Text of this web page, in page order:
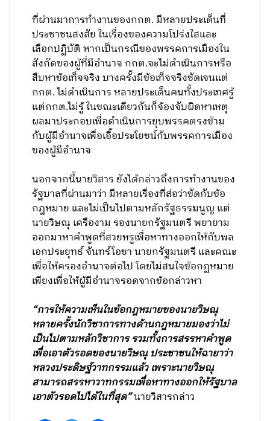
ที่ผ่านมาการทำงานของกกต. มีหลายประเด็นที่
ประชาชนสงสัย ในเรื่องของความโปร่งใสและ
เลือกปฏิบัติ หากเป็นกรณีของพรรคการเมืองใน
สังกัดของผู้ที่มีอำนาจ กกต.จะไม่ดำเนินการหรือ
สืบหาข้อเท็จจริง บางครั้งมีข้อเท็จจริงชัดเจนแต่
กกต. ไม่ดำเนินการ หลายประเด็นคนทั้งประเทศรู้
แต่กกต.ไม่รู้ ในขณะเดียวกันก็จ้องจับผิดหาเหตุ
ผลมาประกอบเพื่อดำเนินการยุบพรรคตรงข้าม
กับผู้มีอำนาจเพื่อเอื้อประโยชน์กับพรรคการเมือง
ของผู้มีอำนาจ
นอกจากนี้นายวิสาร ยังได้กล่าวถึงการทำงานของ
รัฐบาลที่ผ่านมาว่า มีหลายเรื่องที่ส่อว่าขัดกับข้อ
กฎหมาย และไม่เป็นไปตามหลักรัฐธรรมนูญ แต่
นายวิษณุ เครืองาม รองนายกรัฐมนตรี พยายาม
ออกมาหาคำพูดที่สวยหรูเพื่อหาทางออกให้กับพล
เอกประยุทธ์ จันทร์โอชา นายกรัฐมนตรี และคณะ
เพื่อให้ครองอำนาจต่อไป โดยไม่สนใจข้อกฏหมาย
เพียงเพื่อให้ผู้มีอำนาจรอดจากข้อกล่าวหา
“การให้ความเห็นในข้อกฎหมายของนายวิษณุ
หลายครั้งนักวิชาการทางด้านกฎหมายมองว่าไม่
เป็นไปตามหลักวิชาการ รวมทั้งการสรรหาคำพูด
เพื่อเอาตัวรอดของนายวิษณุ ประชาชนให้ฉายาว่า
หลวงประดิษฐ์วาทกรรมแล้ว เพราะนายวิษณุ
สามารถสรรหาวาทกรรมเพื่อหาทางออกให้รัฐบาล
เอาตัวรอดไปได้ในที่สุด”นายวิสารกล่าว